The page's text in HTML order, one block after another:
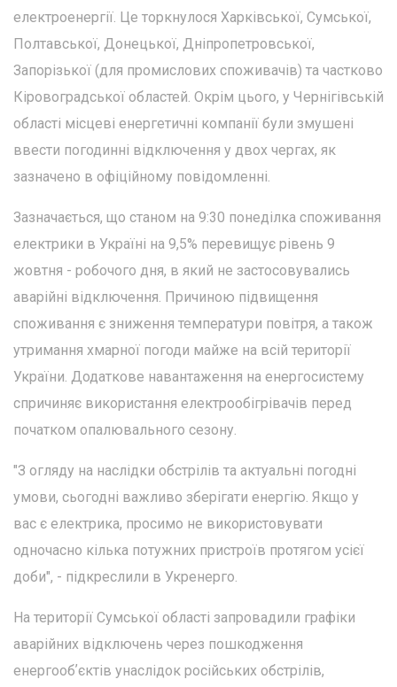
електроенергії. Це торкнулося Харківської, Сумської,
Полтавської, Донецької, Дніпропетровської,
Запорізької (для промислових споживачів) та частково
Кіровоградської областей. Окрім цього, у Чернігівській
області місцеві енергетичні компанії були змушені
ввести погодинні відключення у двох чергах, як
зазначено в офіційному повідомленні.
Зазначається, що станом на 9:30 понеділка споживання
електрики в Україні на 9,5% перевищує рівень 9
жовтня - робочого дня, в який не застосовувались
аварійні відключення. Причиною підвищення
споживання є зниження температури повітря, а також
утримання хмарної погоди майже на всій території
України. Додаткове навантаження на енергосистему
спричиняє використання електрообігрівачів перед
початком опалювального сезону.
"З огляду на наслідки обстрілів та актуальні погодні
умови, сьогодні важливо зберігати енергію. Якщо у
вас є електрика, просимо не використовувати
одночасно кілька потужних пристроїв протягом усієї
доби", - підкреслили в Укренерго.
На території Сумської області запровадили графіки
аварійних відключень через пошкодження
енергообʼєктів унаслідок російських обстрілів,